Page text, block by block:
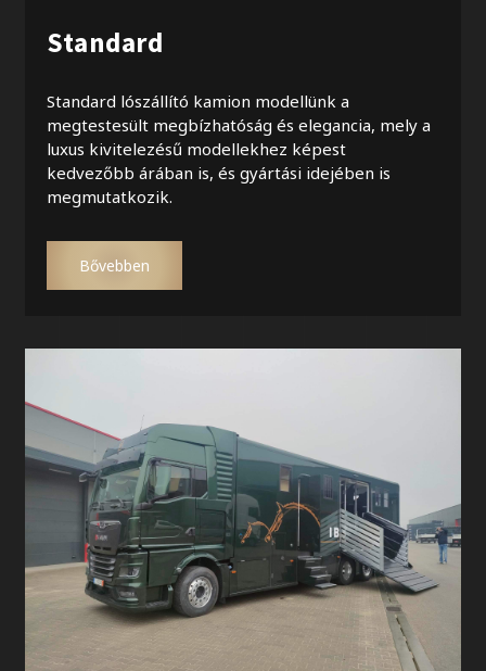
Standard
Standard lószállító kamion modellünk a
megtestesült megbízhatóság és elegancia, mely a
luxus kivitelezésű modellekhez képest
kedvezőbb árában is, és gyártási idejében is
megmutatkozik.
Bővebben